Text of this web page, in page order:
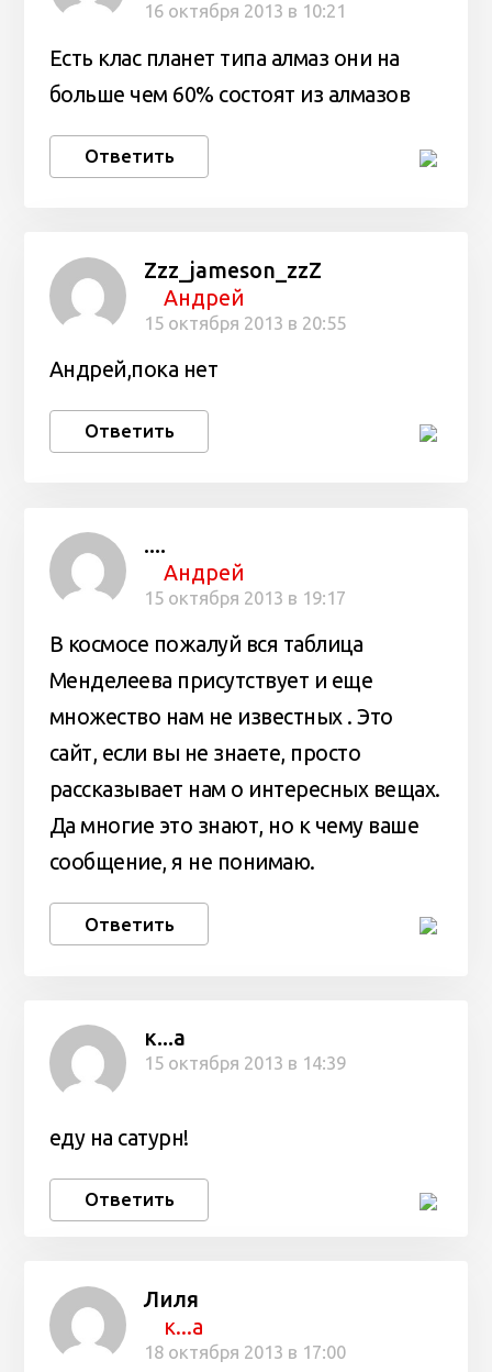
16 октября 2013 в 10:21
Есть клас планет типа алмаз они на
больше чем 60% состоят из алмазов
Ответить
Zzz_jameson_zzZ
Андрей
15 октября 2013 в 20:55
Андрей,пока нет
Ответить
....
Андрей
15 октября 2013 в 19:17
В космосе пожалуй вся таблица
Менделеева присутствует и еще
множество нам не известных . Это
сайт, если вы не знаете, просто
рассказывает нам о интересных вещах.
Да многие это знают, но к чему ваше
сообщение, я не понимаю.
Ответить
к...а
15 октября 2013 в 14:39
еду на сатурн!
Ответить
Лиля
к...а
18 октября 2013 в 17:00